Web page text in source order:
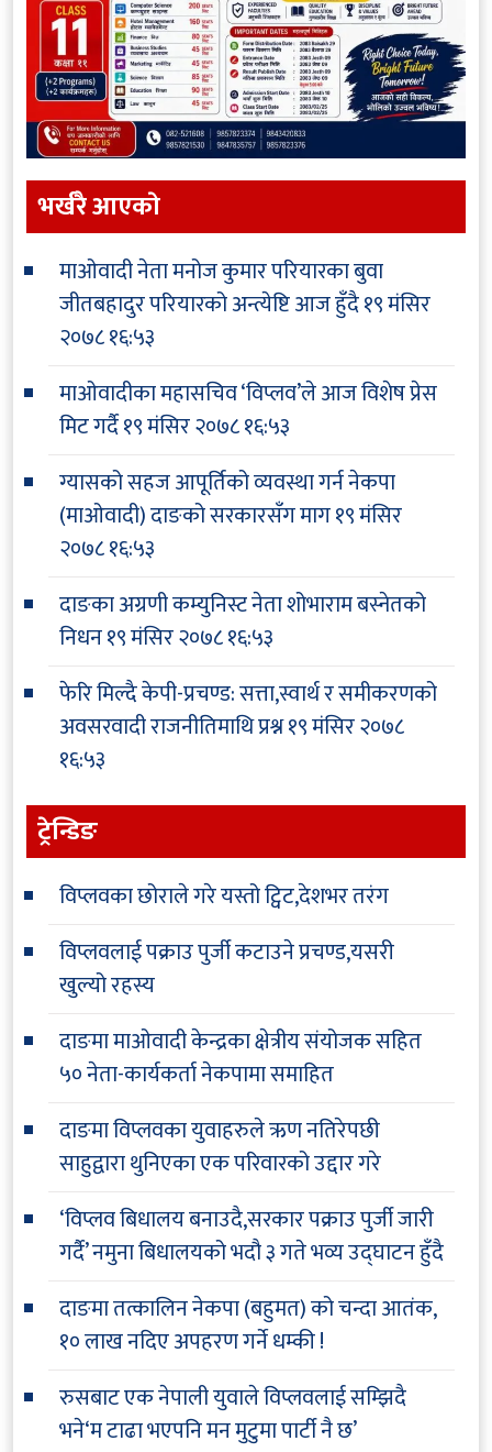
भर्खरै आएकाे
माओवादी नेता मनोज कुमार परियारका बुवा
जीतबहादुर परियारको अन्त्येष्टि आज हुँदै१९ मंसिर
२०७८ १६:५३
माओवादीका महासचिव ‘विप्लव’ले आज विशेष प्रेस
मिट गर्दै१९ मंसिर २०७८ १६:५३
ग्यासको सहज आपूर्तिको व्यवस्था गर्न नेकपा
(माओवादी) दाङको सरकारसँग माग१९ मंसिर
२०७८ १६:५३
दाङका अग्रणी कम्युनिस्ट नेता शोभाराम बस्नेतको
निधन१९ मंसिर २०७८ १६:५३
फेरि मिल्दै केपी-प्रचण्ड: सत्ता,स्वार्थ र समीकरणको
अवसरवादी राजनीतिमाथि प्रश्न१९ मंसिर २०७८
१६:५३
ट्रेन्डिङ
विप्लवका छोराले गरे यस्तो ट्विट,देशभर तरंग
विप्लवलाई पक्राउ पुर्जी कटाउने प्रचण्ड,यसरी
खुल्यो रहस्य
दाङमा माओवादी केन्द्रका क्षेत्रीय संयोजक सहित
५० नेता-कार्यकर्ता नेकपामा समाहित
दाङमा विप्लवका युवाहरुले ऋण नतिरेपछी
साहुद्वारा थुनिएका एक परिवारको उद्दार गरे
‘विप्लव बिधालय बनाउदै,सरकार पक्राउ पुर्जी जारी
गर्दै’ नमुना बिधालयको भदौ ३ गते भव्य उद्घाटन हुँदै
दाङमा तत्कालिन नेकपा (बहुमत) को चन्दा आतंक,
१० लाख नदिए अपहरण गर्ने धम्की !
रुसबाट एक नेपाली युवाले विप्लवलाई सम्झिदै
भने‘म टाढा भएपनि मन मुटुमा पार्टी नै छ’